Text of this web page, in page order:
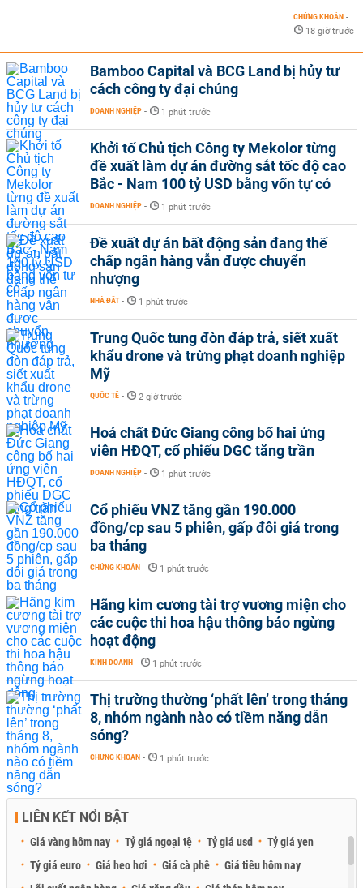
CHỨNG KHOÁN -
18 giờ trước
Bamboo Capital và BCG Land bị hủy tư
cách công ty đại chúng
DOANH NGHIỆP - 1 phút trước
Khởi tố Chủ tịch Công ty Mekolor từng
đề xuất làm dự án đường sắt tốc độ cao
Bắc - Nam 100 tỷ USD bằng vốn tự có
DOANH NGHIỆP - 1 phút trước
Đề xuất dự án bất động sản đang thế
chấp ngân hàng vẫn được chuyển
nhượng
NHÀ ĐẤT - 1 phút trước
Trung Quốc tung đòn đáp trả, siết xuất
khẩu drone và trừng phạt doanh nghiệp
Mỹ
QUỐC TẾ - 2 giờ trước
Hoá chất Đức Giang công bố hai ứng
viên HĐQT, cổ phiếu DGC tăng trần
DOANH NGHIỆP - 1 phút trước
Cổ phiếu VNZ tăng gần 190.000
đồng/cp sau 5 phiên, gấp đôi giá trong
ba tháng
CHỨNG KHOÁN - 1 phút trước
Hãng kim cương tài trợ vương miện cho
các cuộc thi hoa hậu thông báo ngừng
hoạt động
KINH DOANH - 1 phút trước
Thị trường thường ‘phất lên’ trong tháng
8, nhóm ngành nào có tiềm năng dẫn
sóng?
CHỨNG KHOÁN - 1 phút trước
LIÊN KẾT NỔI BẬT
Giá vàng hôm nay Tỷ giá ngoại tệ Tỷ giá usd
Tỷ giá yen
Tỷ giá euro
Giá heo hơi Giá cà phê
Giá tiêu hôm nay